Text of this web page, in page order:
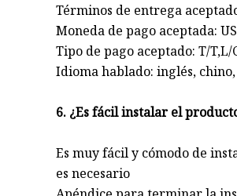
Términos de entrega
Moneda de pago aceptada:
Tipo de pago aceptado: T/T,L/
Idioma hablado: inglés,
6. ¿Es fácil instalar el
Es muy fácil y cómodo de
es necesario